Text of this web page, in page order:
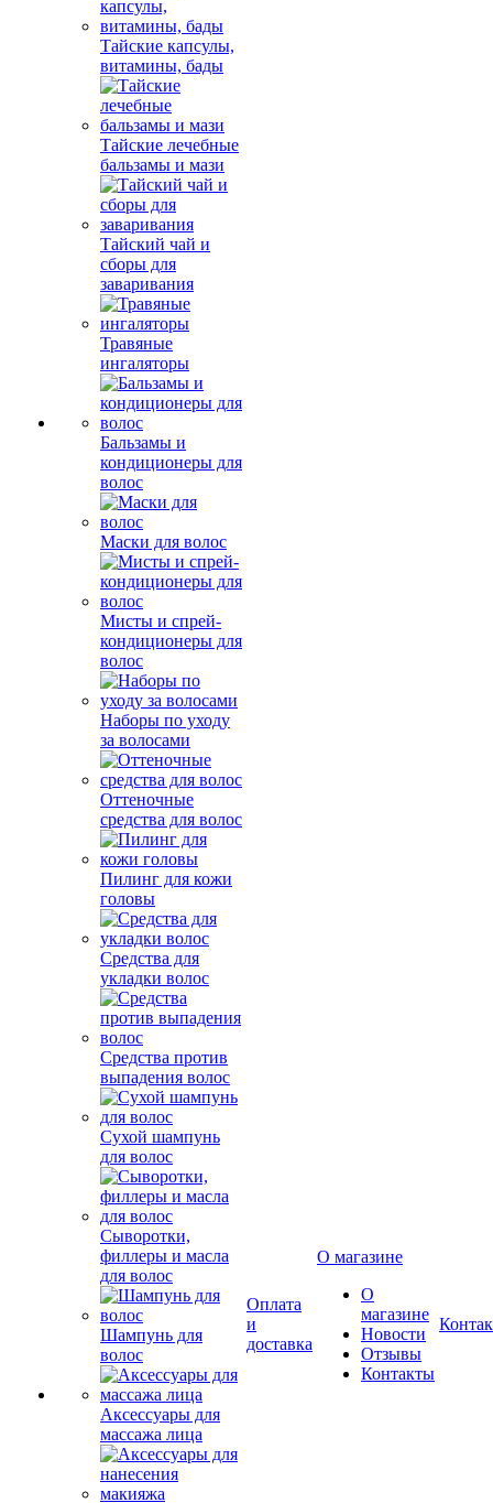
Тайские капсулы,
витамины, бады
Тайские лечебные
бальзамы и мази
Тайский чай и
сборы для
заваривания
Травяные
ингаляторы
Бальзамы и
кондиционеры для
волос
Маски для волос
Мисты и спрей-
кондиционеры для
волос
Наборы по уходу
за волосами
Оттеночные
средства для волос
Пилинг для кожи
головы
Средства для
укладки волос
Средства против
выпадения волос
Сухой шампунь
для волос
Сыворотки,
филлеры и масла
для волос
Шампунь для
волос
Аксессуары для
массажа лица
Оплата
и
доставка
О магазине
О
магазине
Новости
Отзывы
Контакты